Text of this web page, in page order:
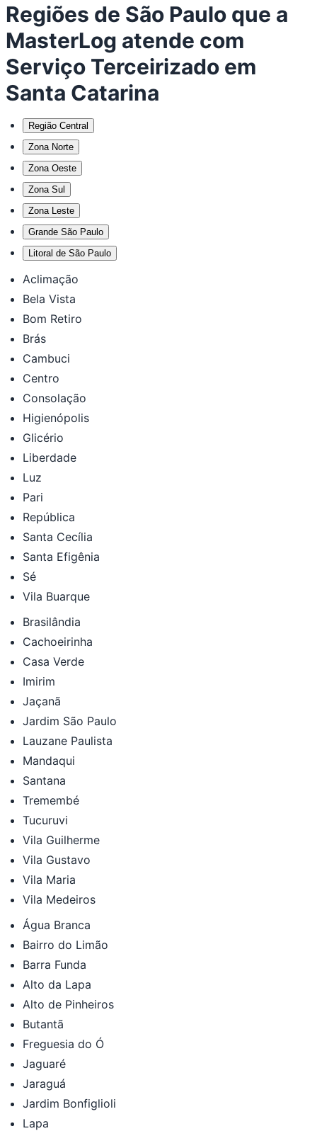
Regiões de São Paulo que a
MasterLog atende com
Serviço Terceirizado em
Santa Catarina
Região Central
Zona Norte
Zona Oeste
Zona Sul
Zona Leste
Grande São Paulo
Litoral de São Paulo
Aclimação
Bela Vista
Bom Retiro
Brás
Cambuci
Centro
Consolação
Higienópolis
Glicério
Liberdade
Luz
Pari
República
Santa Cecília
Santa Efigênia
Sé
Vila Buarque
Brasilândia
Cachoeirinha
Casa Verde
Imirim
Jaçanã
Jardim São Paulo
Lauzane Paulista
Mandaqui
Santana
Tremembé
Tucuruvi
Vila Guilherme
Vila Gustavo
Vila Maria
Vila Medeiros
Água Branca
Bairro do Limão
Barra Funda
Alto da Lapa
Alto de Pinheiros
Butantã
Freguesia do Ó
Jaguaré
Jaraguá
Jardim Bonfiglioli
Lapa